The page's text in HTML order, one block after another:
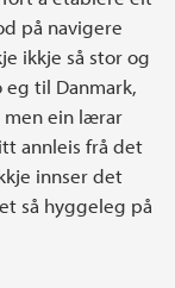
på navigere
ikkje så stor og
til Danmark,
men ein lærar
annleis frå det
innser det
så hyggeleg på